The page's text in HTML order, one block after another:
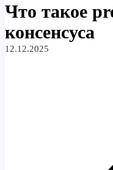
Что такое
консенсуса
12.12.2025